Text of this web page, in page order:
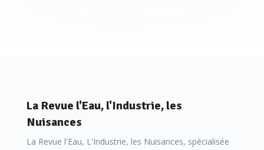
La Revue l'Eau, l'Industrie, les
Nuisances
La Revue l'Eau, L'Industrie, les Nuisances, spécialisée